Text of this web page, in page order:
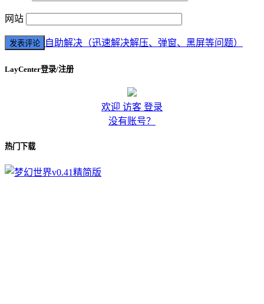
网站
自助解决（迅速解决解压、弹窗、黑屏等问题）
LayCenter登录/注册
欢迎 访客 登录
没有账号？
热门下载